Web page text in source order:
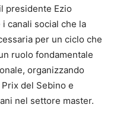
presidente Ezio
canali social che la
per un ciclo che
ruolo fondamentale
organizzando
del Sebino e
nel settore master.